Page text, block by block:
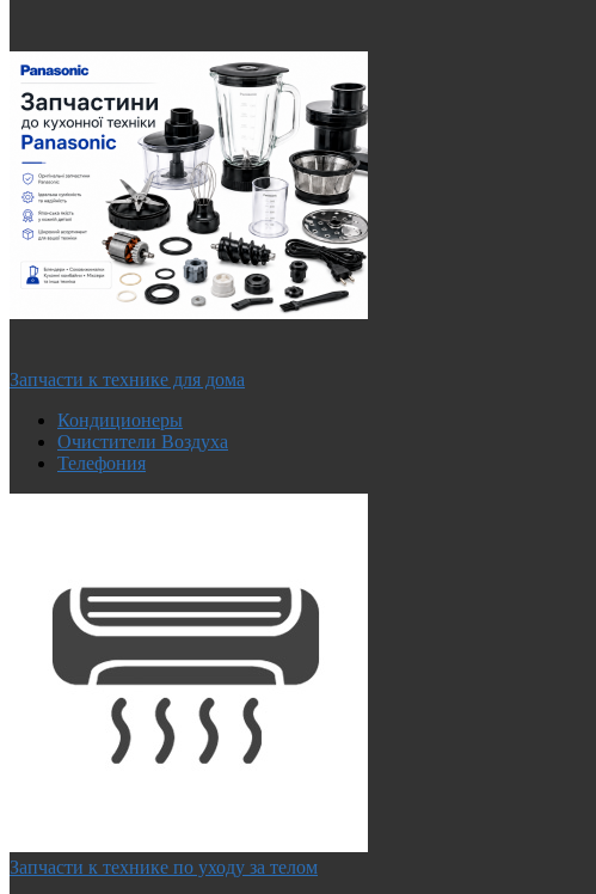
Запчасти к технике для дома
Кондиционеры
Очистители Воздуха
Телефония
Запчасти к технике по уходу за телом